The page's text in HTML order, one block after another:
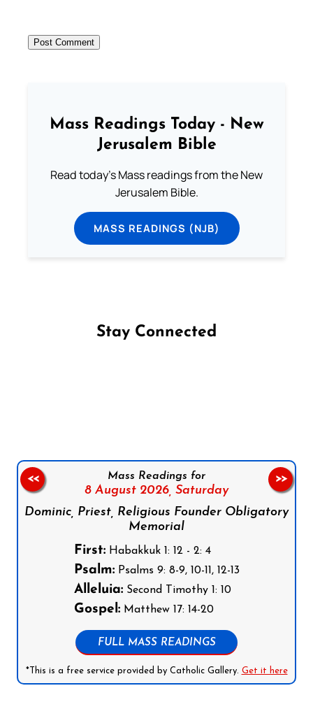
Mass Readings Today - New
Jerusalem Bible
Read today's Mass readings from the New
Jerusalem Bible.
MASS READINGS (NJB)
Stay Connected
Mass Readings for
8 August 2026, Saturday
Dominic, Priest, Religious Founder Obligatory
Memorial
First:Habakkuk 1: 12 - 2: 4
Psalm:Psalms 9: 8-9, 10-11, 12-13
Alleluia:Second Timothy 1: 10
Gospel:Matthew 17: 14-20
FULL MASS READINGS
*This is a free service provided by Catholic Gallery. Get it here
<< >>